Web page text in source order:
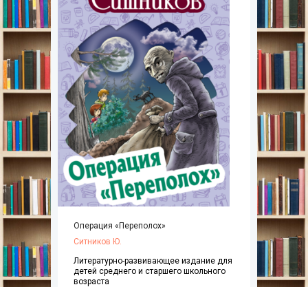
Операция «Переполох»
Ситников Ю.
Литературно-развивающее издание для
детей среднего и старшего школьного
возраста